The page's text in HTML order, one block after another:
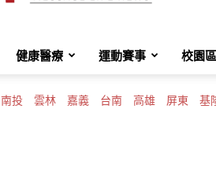
HotMessage
健康醫療 運動賽事 校園區
南投 雲林 嘉義 台南 高雄 屏東 基